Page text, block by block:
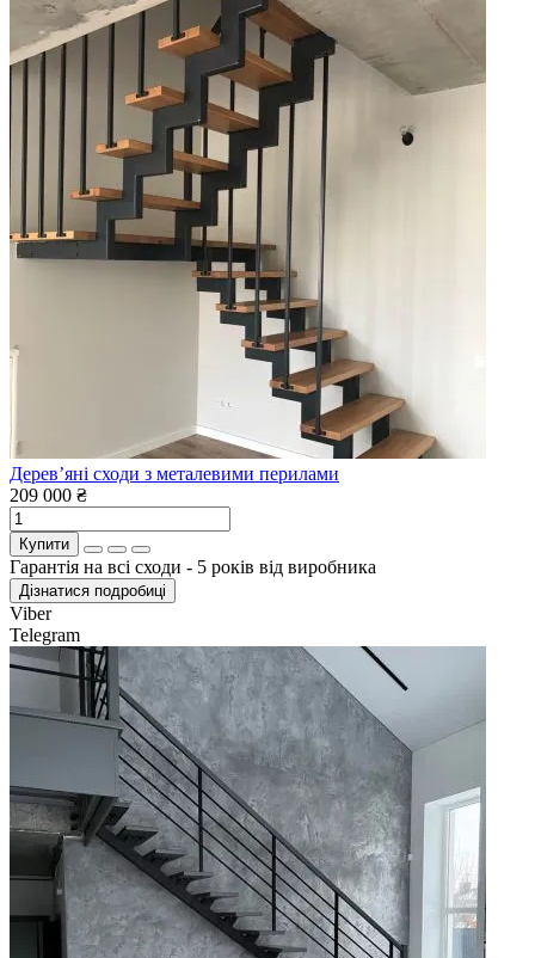
Дерев’яні сходи з металевими перилами
209 000 ₴
Купити
Гарантія на всі сходи - 5 років від виробника
Дізнатися подробиці
Viber
Telegram